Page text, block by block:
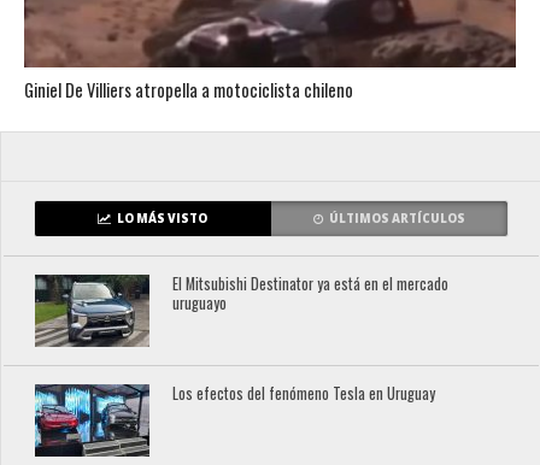
Giniel De Villiers atropella a motociclista chileno
LO MÁS VISTO ÚLTIMOS ARTÍCULOS
El Mitsubishi Destinator ya está en el mercado
uruguayo
Los efectos del fenómeno Tesla en Uruguay